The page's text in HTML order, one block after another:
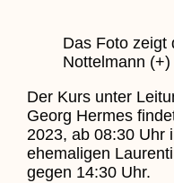
Das Foto zeigt
Nottelmann
Der Kurs unter
Georg Hermes
2023, ab 08:30 Uhr
ehemaligen
gegen 14:30 Uhr.